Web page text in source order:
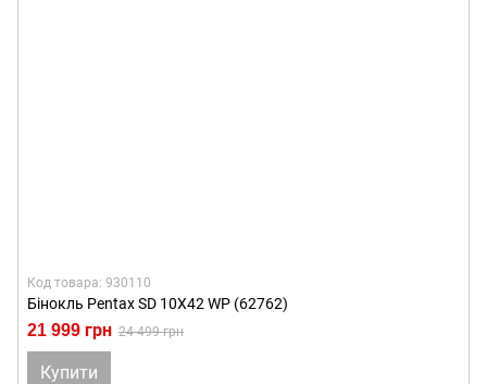
Код товара: 930110
Бінокль Pentax SD 10X42 WP (62762)
21 999 грн 24 499 грн
Купити